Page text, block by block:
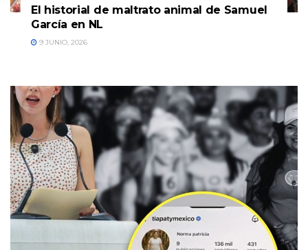
El historial de maltrato animal de Samuel
García en NL
9 JUNIO, 2026